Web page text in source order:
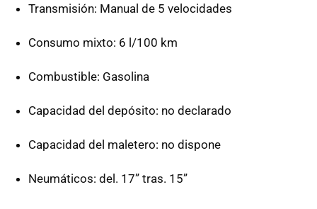
Transmisión: Manual de 5 velocidades
Consumo mixto: 6 l/100 km
Combustible: Gasolina
Capacidad del depósito: no declarado
Capacidad del maletero: no dispone
Neumáticos: del. 17” tras. 15”